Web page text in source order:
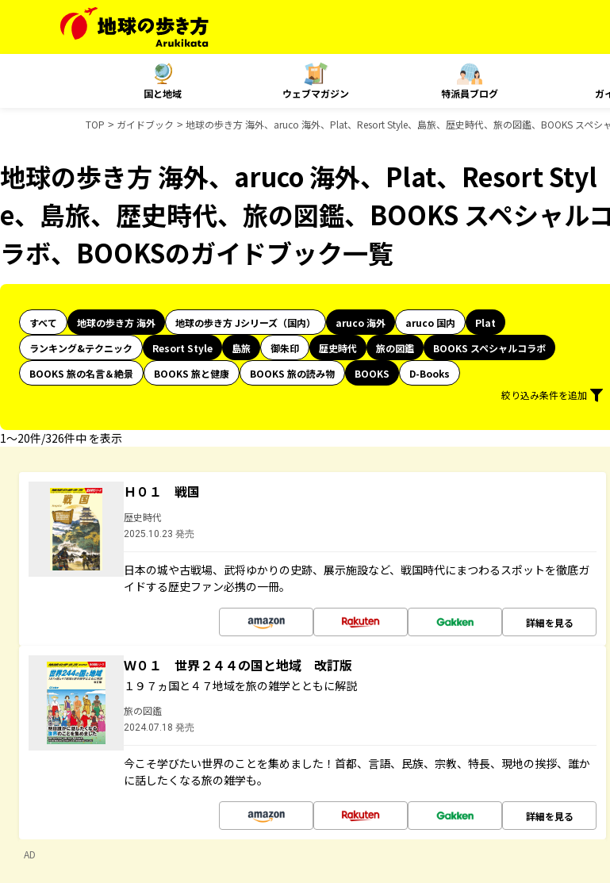
国と地域 ウェブマガジン 特派員ブログ ガ
TOP ガイドブック 地球の歩き方 海外、aruco 海外、Plat、Resort Style、島旅、歴史時代、旅の図鑑、BOOKS スペシ
地球の歩き方 海外、aruco 海外、Plat、Resort Styl
e、島旅、歴史時代、旅の図鑑、BOOKS スペシャルコ
ラボ、BOOKSのガイドブック一覧
すべて 地球の歩き方 海外 地球の歩き方 Jシリーズ（国内） aruco 海外 aruco 国内
Plat
ランキング&テクニック
Resort Style 島旅 御朱印 歴史時代 旅の図鑑
BOOKS スペシャルコラボ
BOOKS 旅の名言＆絶景
BOOKS 旅と健康 BOOKS 旅の読み物 BOOKS
D-Books
絞り込み条件を追加
1〜20件/326件中 を表示
Ｈ０１ 戦国
歴史時代
2025.10.23 発売
日本の城や古戦場、武将ゆかりの史跡、展示施設など、戦国時代にまつわるスポットを徹底ガ
イドする歴史ファン必携の一冊。
詳細を見る
Ｗ０１ 世界２４４の国と地域 改訂版
１９７ヵ国と４７地域を旅の雑学とともに解説
旅の図鑑
2024.07.18 発売
今こそ学びたい世界のことを集めました！首都、言語、民族、宗教、特長、現地の挨拶、誰か
に話したくなる旅の雑学も。
詳細を見る
AD